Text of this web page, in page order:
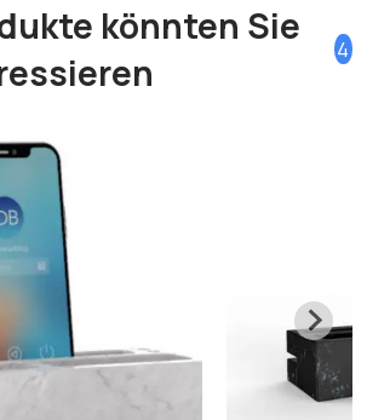
könnten Sie
4